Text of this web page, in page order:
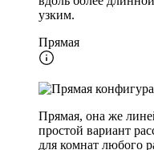
узким.
Прямая
Прямая, она же
простой вариант
для комнат любого